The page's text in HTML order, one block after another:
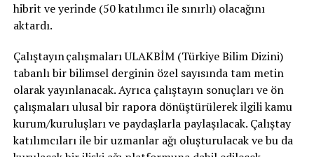
hibrit ve yerinde (50 katılımcı ile sınırlı) olacağını
aktardı.
Çalıştayın çalışmaları ULAKBİM (Türkiye Bilim Dizini)
tabanlı bir bilimsel derginin özel sayısında tam metin
olarak yayınlanacak. Ayrıca çalıştayın sonuçları ve ön
çalışmaları ulusal bir rapora dönüştürülerek ilgili kamu
kurum/kuruluşları ve paydaşlarla paylaşılacak. Çalıştay
katılımcıları ile bir uzmanlar ağı oluşturulacak ve bu da